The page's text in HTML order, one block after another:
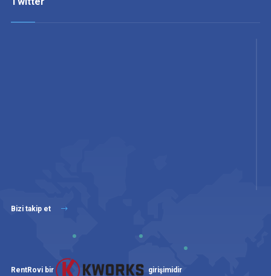
Bizi takip et
RentRovi bir girişimidir